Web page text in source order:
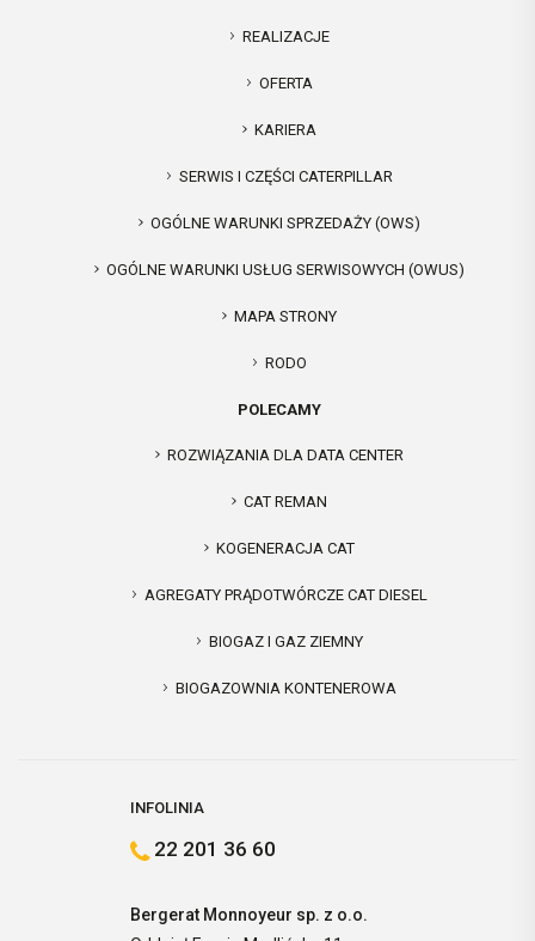
REALIZACJE
OFERTA
KARIERA
SERWIS I CZĘŚCI CATERPILLAR
OGÓLNE WARUNKI SPRZEDAŻY (OWS)
OGÓLNE WARUNKI USŁUG SERWISOWYCH (OWUS)
MAPA STRONY
RODO
POLECAMY
ROZWIĄZANIA DLA DATA CENTER
CAT REMAN
KOGENERACJA CAT
AGREGATY PRĄDOTWÓRCZE CAT DIESEL
BIOGAZ I GAZ ZIEMNY
BIOGAZOWNIA KONTENEROWA
INFOLINIA
22 201 36 60
Bergerat Monnoyeur sp. z o.o.